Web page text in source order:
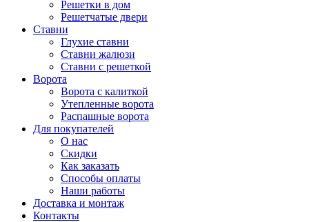
Решетки в дом
Решетчатые двери
Ставни
Глухие ставни
Ставни жалюзи
Ставни с решеткой
Ворота
Ворота с калиткой
Утепленные ворота
Распашные ворота
Для покупателей
О нас
Скидки
Как заказать
Способы оплаты
Наши работы
Доставка и монтаж
Контакты